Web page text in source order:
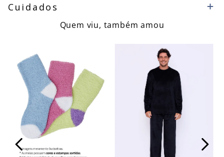
Cuidados
Quem viu, também amou